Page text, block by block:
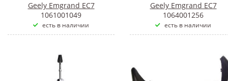
Geely Emgrand EC7
1061001049
есть в наличии
Geely Emgrand EC7
1064001256
есть в наличии